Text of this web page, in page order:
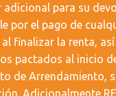
adicional para su
por el pago de
finalizar la renta,
pactados al inicio
de Arrendamiento,
Adicionalmente